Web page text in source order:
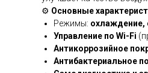
⚙️ Основные
Режимы: охлаждение,
Управление по Wi-Fi
Антикоррозийное
Антибактериальное